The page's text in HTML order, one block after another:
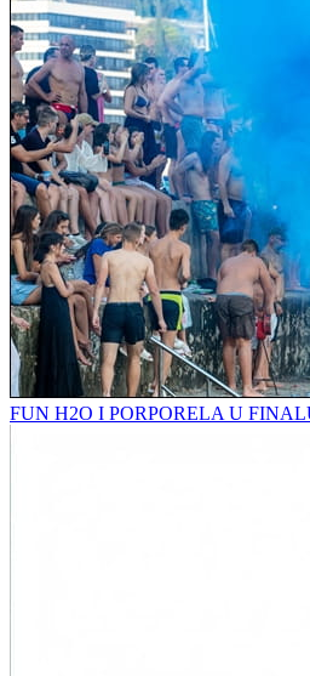
FUN H2O I PORPORELA U